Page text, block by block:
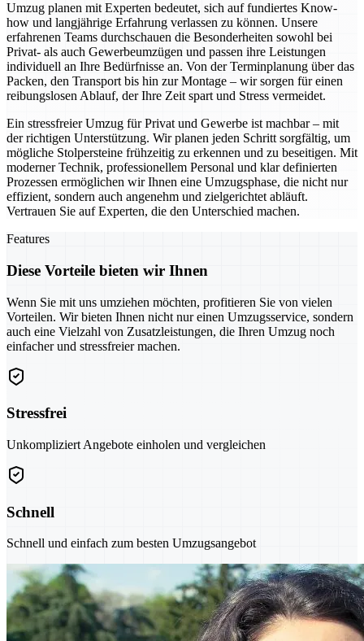
Umzug planen mit Experten bedeutet, sich auf fundiertes Know-
how und langjährige Erfahrung verlassen zu können. Unsere
erfahrenen Teams durchschauen die Besonderheiten sowohl bei
Privat- als auch Gewerbeumzügen und passen ihre Leistungen
individuell an Ihre Bedürfnisse an. Von der Terminplanung über das
Packen, den Transport bis hin zur Montage – wir sorgen für einen
reibungslosen Ablauf, der Ihre Zeit spart und Stress vermeidet.
Ein stressfreier Umzug für Privat und Gewerbe ist machbar – mit
der richtigen Unterstützung. Wir planen jeden Schritt sorgfältig, um
mögliche Stolpersteine frühzeitig zu erkennen und zu beseitigen. Mit
moderner Technik, professionellem Personal und klar definierten
Prozessen ermöglichen wir Ihnen eine Umzugsphase, die nicht nur
effizient, sondern auch angenehm und zielgerichtet abläuft.
Vertrauen Sie auf Experten, die den Unterschied machen.
Features
Diese Vorteile bieten wir Ihnen
Wenn Sie mit uns umziehen möchten, profitieren Sie von vielen
Vorteilen. Wir bieten Ihnen nicht nur einen Umzugsservice, sondern
auch eine Vielzahl von Zusatzleistungen, die Ihren Umzug noch
einfacher und stressfreier machen.
Stressfrei
Unkompliziert Angebote einholen und vergleichen
Schnell
Schnell und einfach zum besten Umzugsangebot